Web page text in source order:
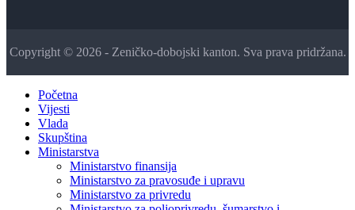
Copyright © 2026 - Zeničko-dobojski kanton. Sva prava pridržana.
Početna
Vijesti
Vlada
Skupština
Ministarstva
Ministarstvo finansija
Ministarstvo za pravosuđe i upravu
Ministarstvo za privredu